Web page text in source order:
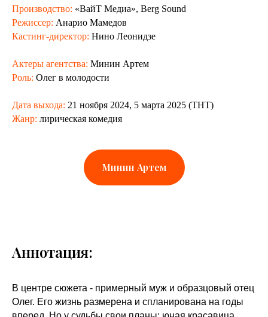
Производство: «ВайТ Медиа», Berg Sound
Режиссер: Анарио Мамедов
Кастинг-директор: Нино Леонидзе
Актеры агентства: Минин Артем
Роль: Олег в молодости
Дата выхода: 21 ноября 2024, 5 марта 2025 (ТНТ)
Жанр: лирическая комедия
Минин Артем
Аннотация:
В центре сюжета - примерный муж и образцовый отец
Олег. Его жизнь размерена и спланирована на годы